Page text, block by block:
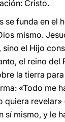
Cristo.
se funda en
mismo.
el Hijo
el reino
la tierra
«Todo me
quiera revelar»
sí mismo, y le